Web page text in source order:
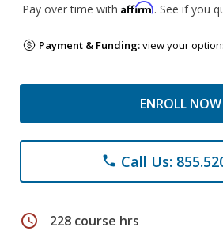
Pay over time with Affirm. See if you
Payment & Funding:view your
ENROLL NOW
phone Call Us:
schedule 228 course hrs